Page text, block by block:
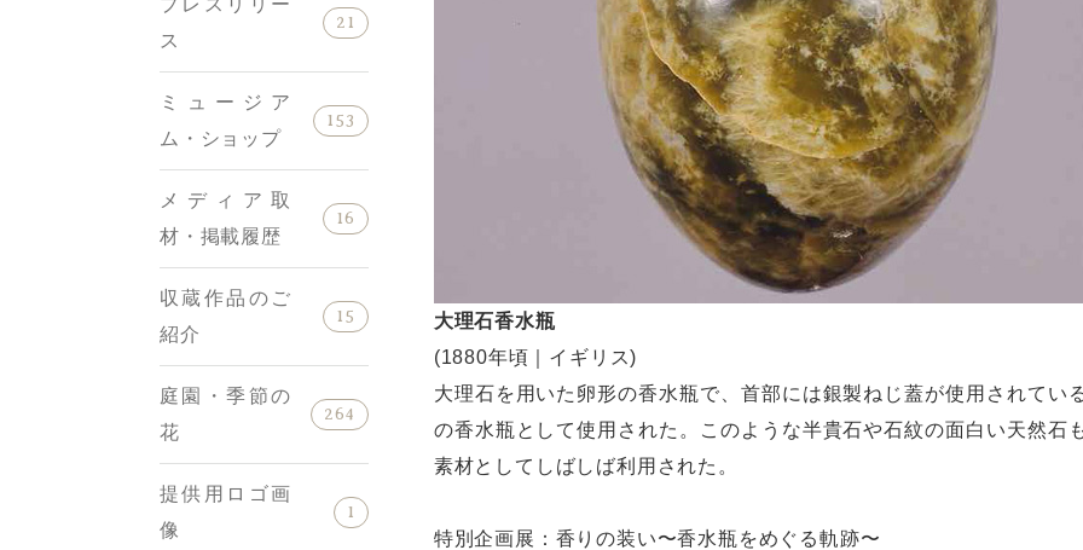
プレスリリー
ス
21
ミュージア
ム・ショップ
153
メディア取
材・掲載履歴
16
収蔵作品のご
紹介
15
庭園・季節の
花
264
提供用ロゴ画
像
1
大理石香水瓶
(1880年頃｜イギリス)
大理石を用いた卵形の香水瓶で、首部には銀製ねじ蓋が使用されてい
の香水瓶として使用された。このような半貴石や石紋の面白い天然石
素材としてしばしば利用された。
特別企画展：香りの装い〜香水瓶をめぐる軌跡〜